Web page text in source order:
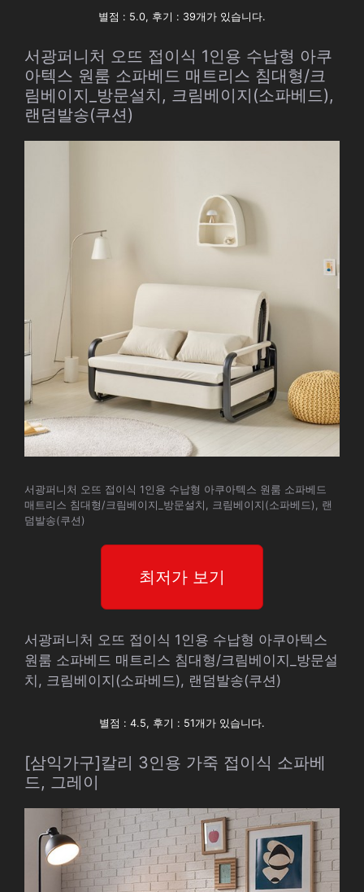
별점 : 5.0, 후기 : 39개가 있습니다.
서광퍼니처 오뜨 접이식 1인용 수납형 아쿠
아텍스 원룸 소파베드 매트리스 침대형/크
림베이지_방문설치, 크림베이지(소파베드),
랜덤발송(쿠션)
서광퍼니처 오뜨 접이식 1인용 수납형 아쿠아텍스 원룸 소파베드
매트리스 침대형/크림베이지_방문설치, 크림베이지(소파베드), 랜
덤발송(쿠션)
최저가 보기
서광퍼니처 오뜨 접이식 1인용 수납형 아쿠아텍스
원룸 소파베드 매트리스 침대형/크림베이지_방문설
치, 크림베이지(소파베드), 랜덤발송(쿠션)
별점 : 4.5, 후기 : 51개가 있습니다.
[삼익가구]칼리 3인용 가죽 접이식 소파베
드, 그레이